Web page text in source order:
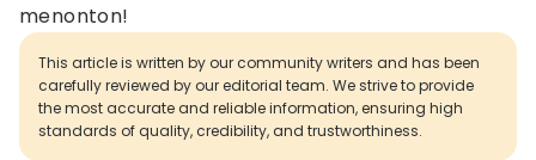
menonton!
This article is written by our community writers and has been
carefully reviewed by our editorial team. We strive to provide
the most accurate and reliable information, ensuring high
standards of quality, credibility, and trustworthiness.